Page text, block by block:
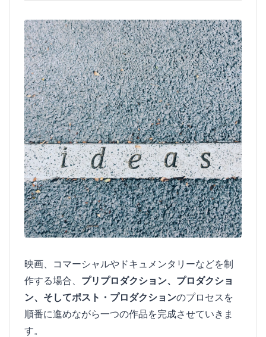
映画、コマーシャルやドキュメンタリーなどを制
作する場合、 プリプロダクション、プロダクショ
ン、そしてポスト・プロダクションのプロセスを
順番に進めながら一つの作品を完成させていきま
す。